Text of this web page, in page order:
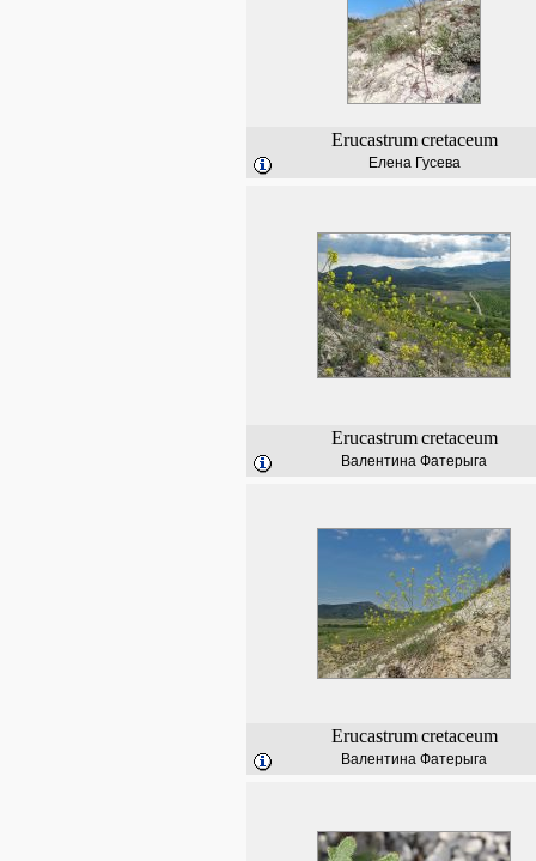
Erucastrum cretaceum
Елена Гусева
Erucastrum cretaceum
Валентина Фатерыга
Erucastrum cretaceum
Валентина Фатерыга